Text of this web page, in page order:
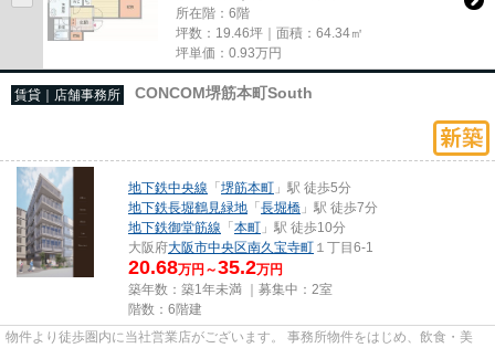
所在階：6階
坪数：19.46坪｜面積：64.34㎡
坪単価： 0.93万円
賃貸｜店舗事務所 CONCOM堺筋本町South
地下鉄中央線 「堺筋本町 」駅 徒歩5分
地下鉄長堀鶴見緑地 「長堀橋 」駅 徒歩7分
地下鉄御堂筋線 「本町 」駅 徒歩10分
大阪府大阪市中央区南久宝寺町 １丁目6-1
20.68万円～35.2万円
築年数：築1年未満 ｜募集中： 2室
階数：6階建
物件より徒歩圏内に当社営業店がございます。 事務所物件をはじめ、飲食・美